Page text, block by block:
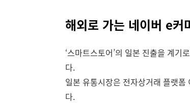
해외로 가는 네이버 e커
‘스마트스토어’의 일본 진출을 계
다.
일본 유통시장은 전자상거래 플랫
다.